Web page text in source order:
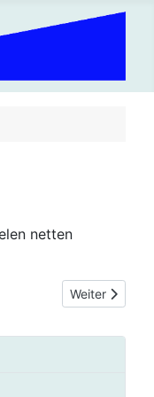
netten
Nächster
Weiter